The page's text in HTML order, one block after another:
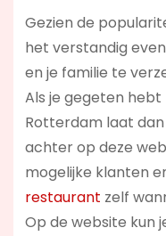
Gezien de
het verstandig
en je familie te
Als je gegeten hebt
Rotterdam laat
achter op deze
mogelijke klanten
restaurant zelf
Op de website kun